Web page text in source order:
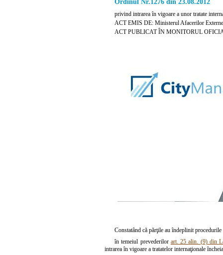
Ordinul Nr.1276 din 23.08.2012
privind intrarea în vigoare a unor tratate
ACT EMIS DE: Ministerul Afacerilor Externe
ACT PUBLICAT ÎN MONITORUL
Constatând că părţile au îndeplinit
în temeiul prevederilor art. 25 alin. (9) din
intrarea în vigoare a tratatelor internaţionale